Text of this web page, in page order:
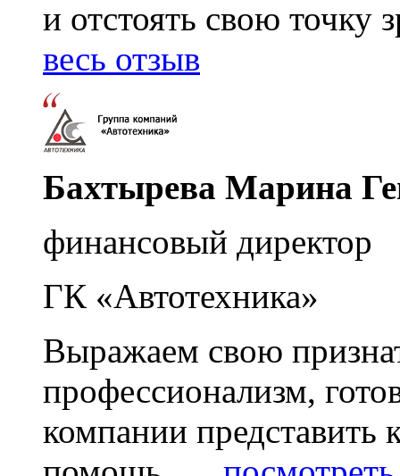
и отстоять свою
весь отзыв
Бахтырева Марина
финансовый директор
ГК «Автотехника»
Выражаем свою
профессионализм,
компании